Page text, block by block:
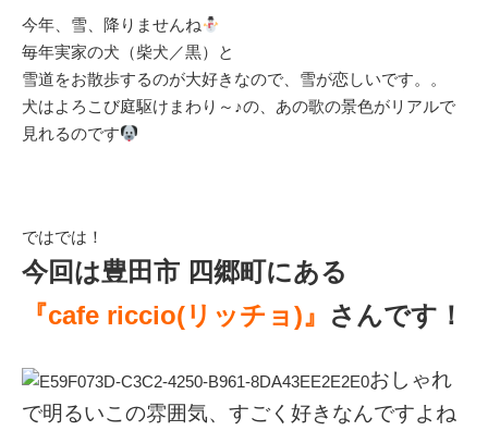
今年、雪、降りませんね
毎年実家の犬（柴犬／黒）と
雪道をお散歩するのが大好きなので、雪が恋しいです。。
犬はよろこび庭駆けまわり～♪の、あの歌の景色がリアルで
見れるのです
ではでは！
今回は豊田市 四郷町にある
『cafe riccio(リッチョ)』 さんです！
おしゃれ
で明るいこの雰囲気、すごく好きなんですよね